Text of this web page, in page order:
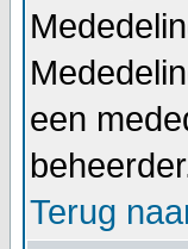
een
Terug